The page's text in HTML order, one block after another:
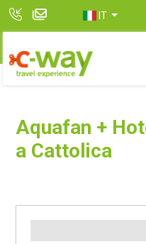
IT
Aquafan +
a Cattolica